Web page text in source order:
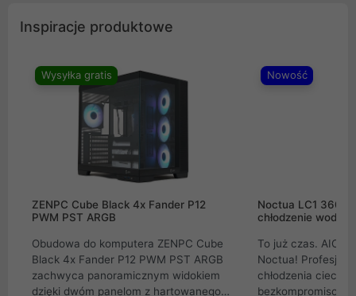
Inspiracje produktowe
Wysyłka gratis
ZENPC Cube Black 4x Fander P12
PWM PST ARGB
Obudowa do komputera ZENPC Cube
Black 4x Fander P12 PWM PST ARGB
zachwyca panoramicznym widokiem
dzięki dwóm panelom z hartowanego
Nowość
Noctua LC1
chłodzenie wodne
To już czas. AIO
Noctua!
chłodzenia cieczą